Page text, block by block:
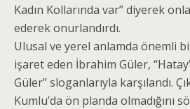
Kadın Kollarında var” diyerek
ederek onurlandırdı.
Ulusal ve yerel anlamda önemli
işaret eden İbrahim Güler,
Güler” sloganlarıyla karşılandı.
Kumlu’da ön planda olmadığını